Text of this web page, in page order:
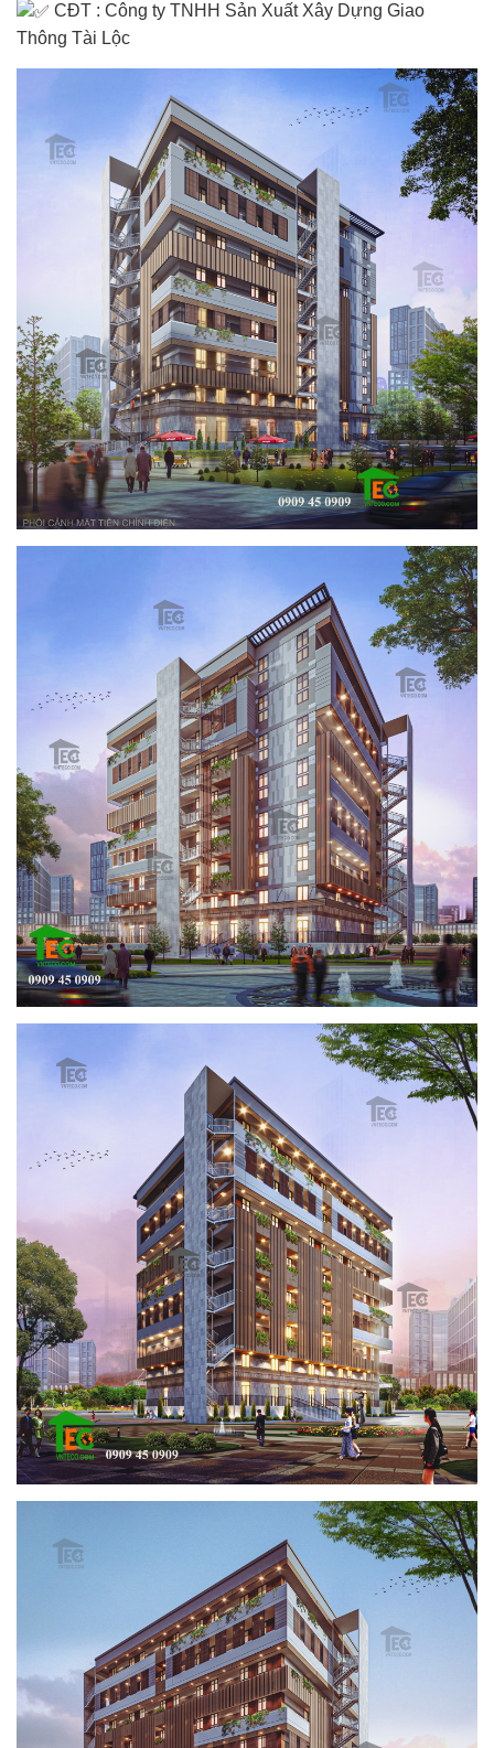
CĐT : Công ty TNHH Sản Xuất Xây Dựng Giao
Thông Tài Lộc